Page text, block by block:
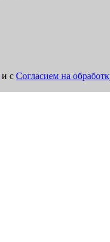
и с Согласием на